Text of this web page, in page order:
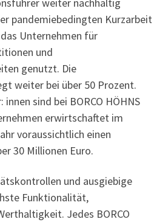
weiter nachhaltig
pandemiebedingten Kurzarbeit
Unternehmen für
und
genutzt. Die
weiter bei über 50 Prozent.
sind bei BORCO HÖHNS
erwirtschaftet im
voraussichtlich einen
30 Millionen Euro.
und ausgiebige
Funktionalität,
Jedes BORCO